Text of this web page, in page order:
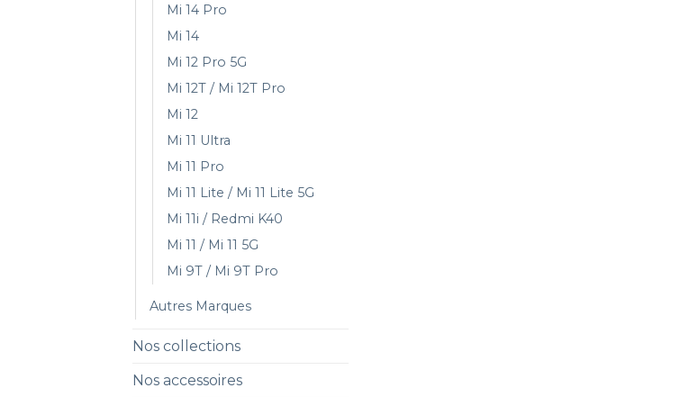
Mi 14 Pro
Mi 14
Mi 12 Pro 5G
Mi 12T / Mi 12T Pro
Mi 12
Mi 11 Ultra
Mi 11 Pro
Mi 11 Lite / Mi 11 Lite 5G
Mi 11i / Redmi K40
Mi 11 / Mi 11 5G
Mi 9T / Mi 9T Pro
Autres Marques
Nos collections
Nos accessoires